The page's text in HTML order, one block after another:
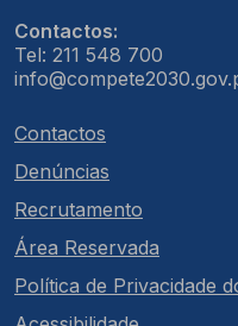
Contactos:
Tel: 211 548 700
Contactos
Denúncias
Recrutamento
Área Reservada
Política de Privacidade